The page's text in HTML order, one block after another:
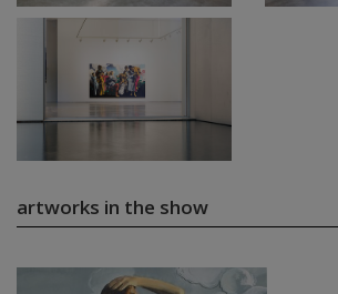
artworks in the show